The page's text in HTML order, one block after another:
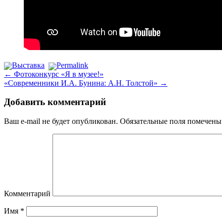
Выставка
Permalink
← Фотоконкурс «Я в музее!»
«Современники И.А. Бунина: А.Н. Толстой» →
Добавить комментарий
Ваш e-mail не будет опубликован. Обязательные поля
Комментарий
Имя *